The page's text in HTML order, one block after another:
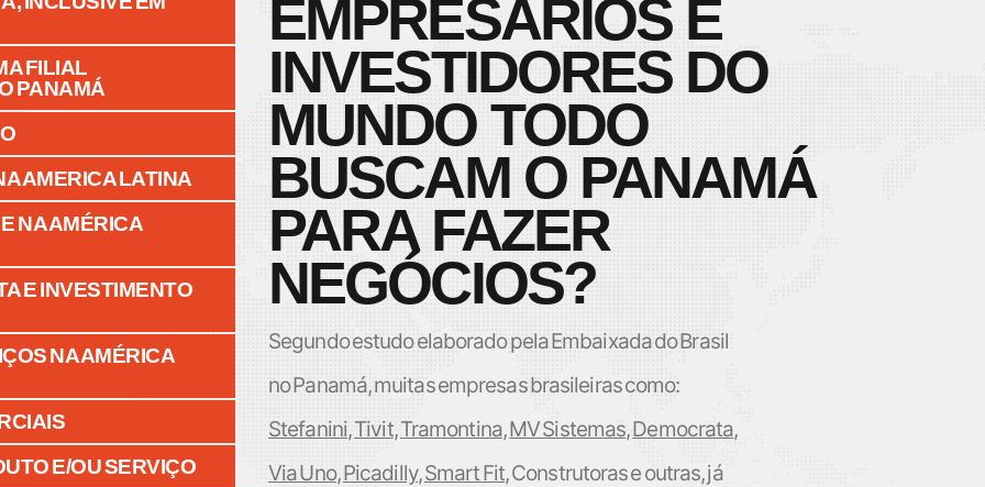
FILIAL
PANAMÁ
AMERICA LATINA
NA AMÉRICA
E INVESTIMENTO
NA AMÉRICA
E/OU SERVIÇO
EMPRESÁRIOS E
INVESTIDORES DO
MUNDO TODO
BUSCAM O PANAMÁ
PARA FAZER
NEGÓCIOS?
Segundoestudo elaborado pela Embaixada do Brasil
no Panamá, muitas empresas brasileiras como:
Stefanini,Tivit,Tramontina,MV Sistemas,Democrata,
Via Uno,Picadilly,Smart Fit, Construtorase outras, já